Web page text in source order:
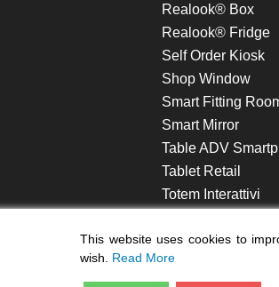
Realook® Box
Realook® Fridge
Self Order Kiosk
Shop Window
Smart Fitting
Smart Mirror
Table ADV
Tablet Retail
Totem Interattivi
This website uses cookies to
wish. Read More